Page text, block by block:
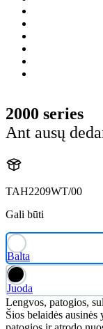
2000 series
Ant ausų
TAH2209WT/00
Gali būti
Balta
Juoda
Lengvos, patogios,
Šios belaidės